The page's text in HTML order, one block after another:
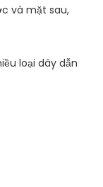
và mặt sau,
loại dây dẫn